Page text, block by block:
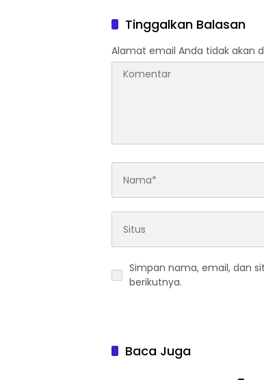
Tinggalkan Balasan
Alamat email Anda tidak akan
Simpan nama, email, dan
berikutnya.
Baca Juga